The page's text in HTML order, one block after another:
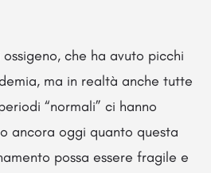
che ha avuto picchi
ma in realtà anche tutte
“normali” ci hanno
ancora oggi quanto questa
possa essere fragile e